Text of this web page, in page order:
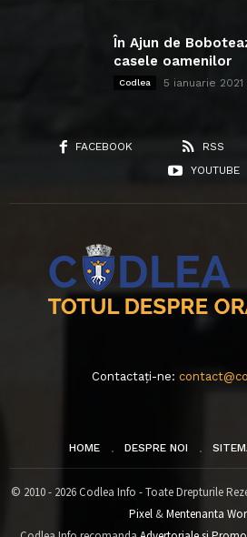
În Ajun de
casele oamenilor
Codlea 5 ianuarie 2021
FACEBOOK RSS
YOUTUBE
Contactați-ne:
HOME DESPRE NOI
© 2010 - 2026 Codlea Info - Toate Drepturile
Pixel&Mentenanta